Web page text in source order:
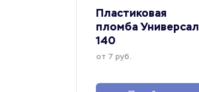
Пластиковая
пломба Универсал
140
от 7 руб.